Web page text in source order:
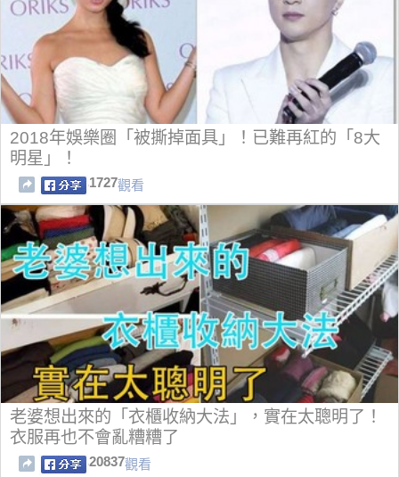
2018年娛樂圈「被撕掉面具」！已難再紅的「8大
明星」！
1727觀看
老婆想出來的「衣櫃收納大法」，實在太聰明了！
衣服再也不會亂糟糟了
20837觀看